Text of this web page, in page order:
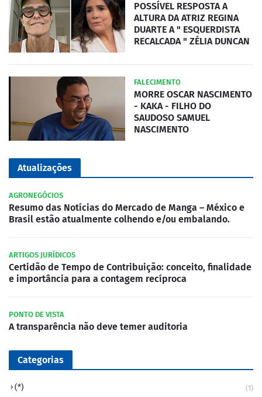
POSSÍVEL RESPOSTA A
ALTURA DA ATRIZ REGINA
DUARTE A " ESQUERDISTA
RECALCADA " ZÉLIA DUNCAN
FALECIMENTO
MORRE OSCAR NASCIMENTO
- KAKA - FILHO DO
SAUDOSO SAMUEL
NASCIMENTO
Atualizações
AGRONEGÓCIOS
Resumo das Notícias do Mercado de Manga – México e
Brasil estão atualmente colhendo e/ou embalando.
ARTIGOS JURÍDICOS
Certidão de Tempo de Contribuição: conceito, finalidade
e importância para a contagem recíproca
PONTO DE VISTA
A transparência não deve temer auditoria
Categorias
(*) (1)